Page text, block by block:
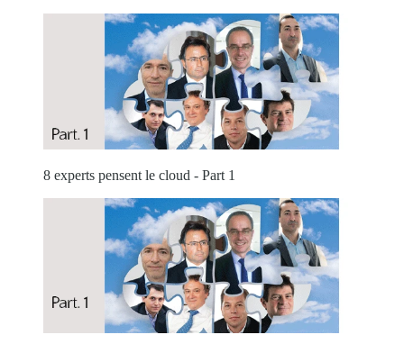
8 experts pensent le cloud - Part 1